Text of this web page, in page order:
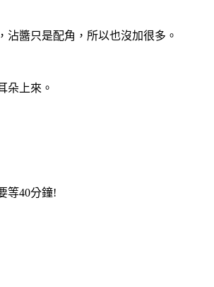
沾醬只是配角，所以也沒加很多。
朵上來。
等40分鐘!